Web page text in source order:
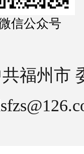
信公众号
福州市